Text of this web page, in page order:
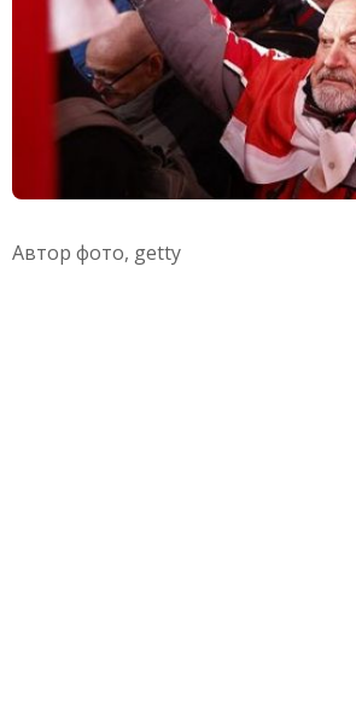
Автор фото, getty